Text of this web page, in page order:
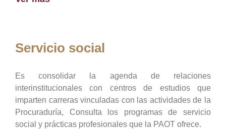
Servicio social
Es consolidar la agenda de relaciones
interinstitucionales con centros de estudios que
imparten carreras vinculadas con las actividades de la
Procuraduría, Consulta los programas de servicio
social y prácticas profesionales que la PAOT ofrece.